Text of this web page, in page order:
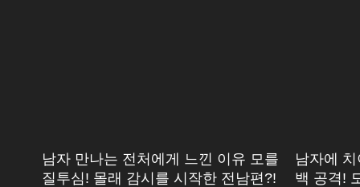
남자 만나는 전처에게 느낀 이유 모를
질투심! 몰래 감시를 시작한 전남편?!
남자에
백 공격!